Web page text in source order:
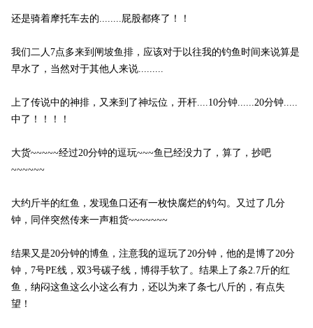
还是骑着摩托车去的........屁股都疼了！！
我们二人7点多来到闸坡鱼排，应该对于以往我的钓鱼时间来说算是
早水了，当然对于其他人来说.........
上了传说中的神排，又来到了神坛位，开杆....10分钟......20分钟.....
中了！！！！
大货~~~~~经过20分钟的逗玩~~~鱼已经没力了，算了，抄吧
~~~~~~
大约斤半的红鱼，发现鱼口还有一枚快腐烂的钓勾。又过了几分
钟，同伴突然传来一声粗货~~~~~~~
结果又是20分钟的博鱼，注意我的逗玩了20分钟，他的是博了20分
钟，7号PE线，双3号碳子线，博得手软了。结果上了条2.7斤的红
鱼，纳闷这鱼这么小这么有力，还以为来了条七八斤的，有点失
望！